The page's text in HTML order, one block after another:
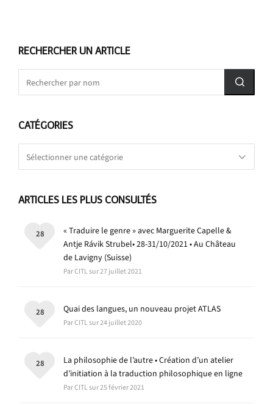
RECHERCHER UN ARTICLE
CATÉGORIES
ARTICLES LES PLUS CONSULTÉS
« Traduire le genre » avec Marguerite Capelle &
Antje Rávik Strubel• 28-31/10/2021 • Au Château
de Lavigny (Suisse)
Par CITL sur 27 juillet 2021
28
Quai des langues, un nouveau projet ATLAS
Par CITL sur 24 juillet 2020
28
La philosophie de l’autre • Création d’un atelier
d’initiation à la traduction philosophique en ligne
Par CITL sur 25 février 2021
28